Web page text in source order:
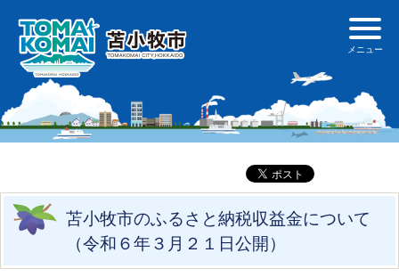
苫小牧市のふるさと納税収益金について
（令和６年３月２１日公開）